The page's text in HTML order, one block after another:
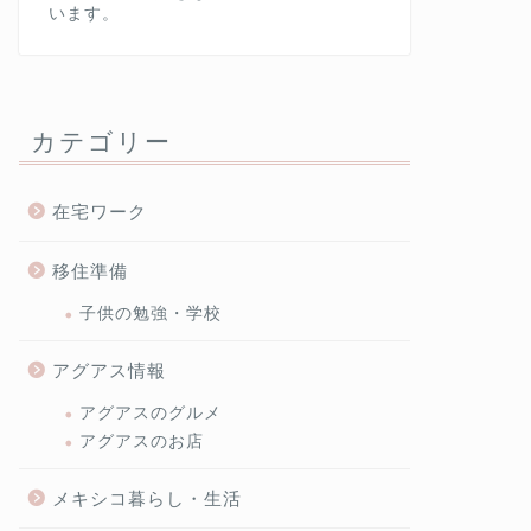
います。
カテゴリー
在宅ワーク
移住準備
子供の勉強・学校
アグアス情報
アグアスのグルメ
アグアスのお店
メキシコ暮らし・生活